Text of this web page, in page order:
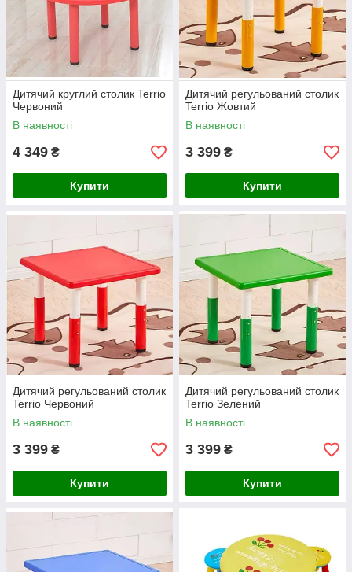
Дитячий круглий столик Terrio
Червоний
В наявності
4 349 ₴
Купити
Дитячий регульований столик
Terrio Жовтий
В наявності
3 399 ₴
Купити
Дитячий регульований столик
Terrio Червоний
В наявності
3 399 ₴
Купити
Дитячий регульований столик
Terrio Зелений
В наявності
3 399 ₴
Купити